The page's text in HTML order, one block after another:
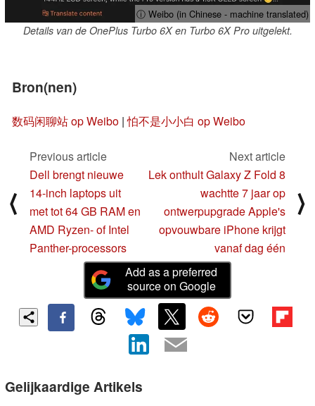
ⓘ Weibo (in Chinese - machine translated)
Details van de OnePlus Turbo 6X en Turbo 6X Pro uitgelekt.
Bron(nen)
数码闲聊站 op Weibo |怕不是小小白 op Weibo
⟨
Previous article
Dell brengt nieuwe
14-inch laptops uit
met tot 64 GB RAM en
AMD Ryzen- of Intel
Panther-processors
Next article
Lek onthult Galaxy Z Fold 8
wachtte 7 jaar op
ontwerpupgrade Apple's
opvouwbare iPhone krijgt
vanaf dag één
⟩
Add as a preferred
source on Google
Gelijkaardige Artikels